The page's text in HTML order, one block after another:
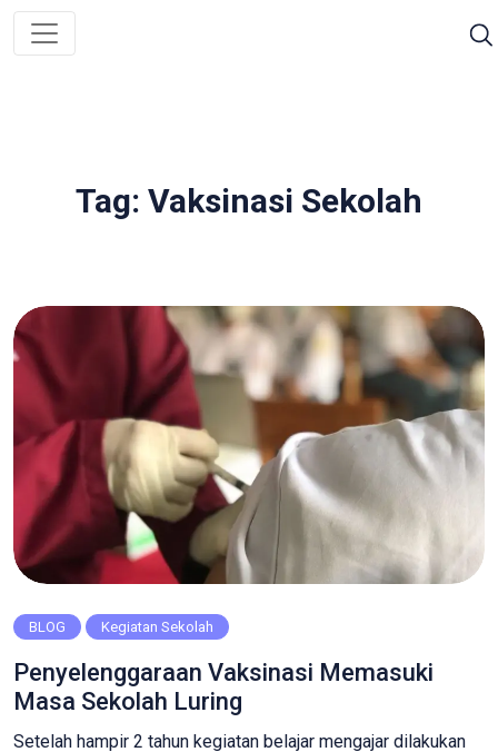
Tag: Vaksinasi Sekolah
BLOG Kegiatan Sekolah
Penyelenggaraan Vaksinasi Memasuki
Masa Sekolah Luring
Setelah hampir 2 tahun kegiatan belajar mengajar dilakukan